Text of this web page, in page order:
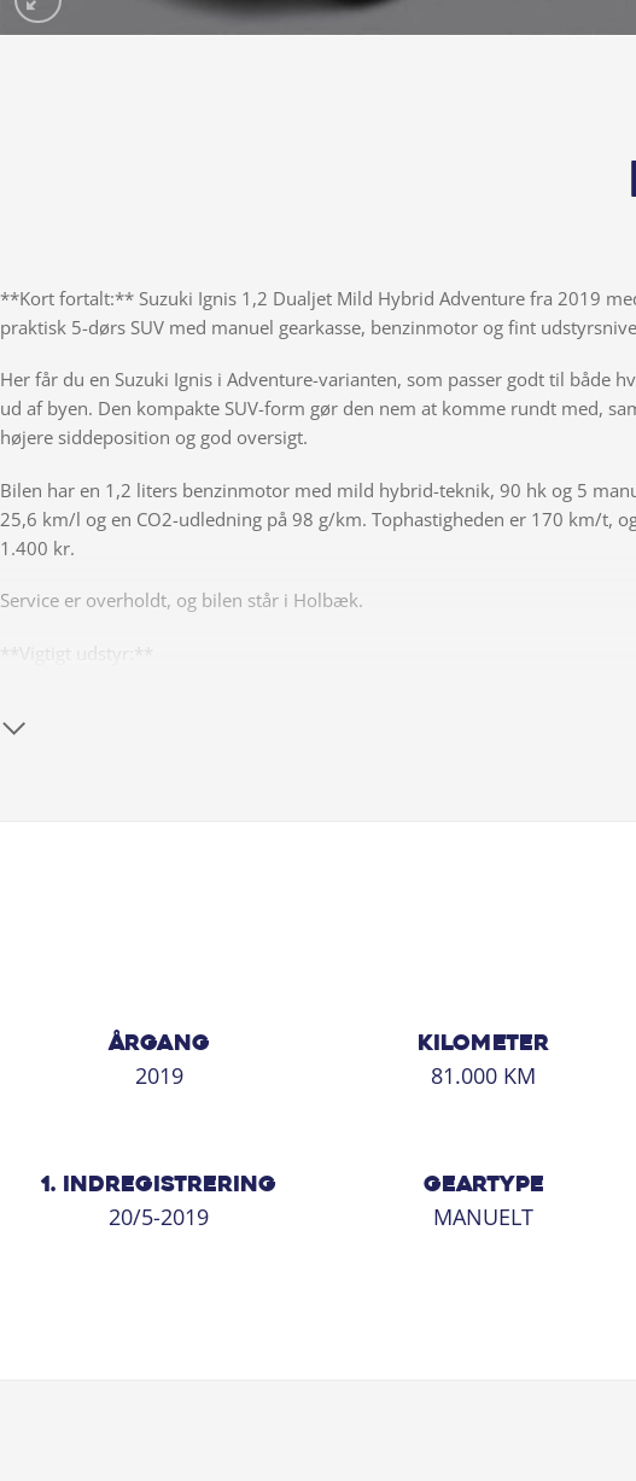
**Kort fortalt:** Suzuki Ignis 1,2 Dualjet Mild Hybrid Adventure fra 2019
praktisk 5-dørs SUV med manuel gearkasse, benzinmotor og fint
Her får du en Suzuki Ignis i Adventure-varianten, som passer godt til både
ud af byen. Den kompakte SUV-form gør den nem at komme rundt med,
højere siddeposition og god oversigt.
Bilen har en 1,2 liters benzinmotor med mild hybrid-teknik, 90 hk og 5
25,6 km/l og en CO2-udledning på 98 g/km. Tophastigheden er 170 km/t,
1.400 kr.
Service er overholdt, og bilen står i Holbæk.
**Vigtigt udstyr:**
- Bakkamera
ÅRGANG
2019
KILOMETER
81.000 KM
1. INDREGISTRERING
20/5-2019
GEARTYPE
MANUELT